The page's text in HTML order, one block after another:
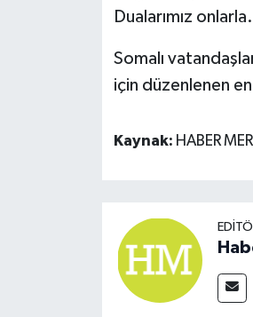
Dualarımız
Somalı
için düzenlenen
Kaynak: HABER